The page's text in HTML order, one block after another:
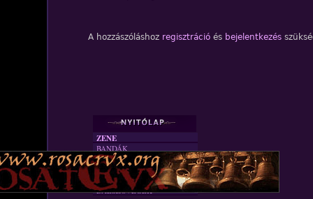
A hozzászóláshoz regisztrációés bejelentkezés
ZENE
BANDÁK
DVD
INTERJÚK
FORDÍTÁSOK
DALSZÖVEGEK